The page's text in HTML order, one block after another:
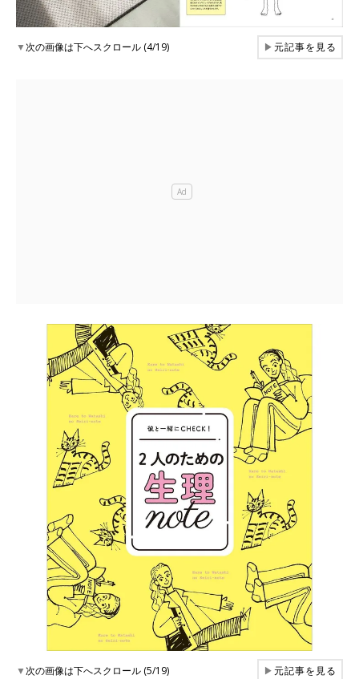
▼次の画像は下へスクロール (4/19) ▶元記事を見る
▼次の画像は下へスクロール (5/19) ▶元記事を見る